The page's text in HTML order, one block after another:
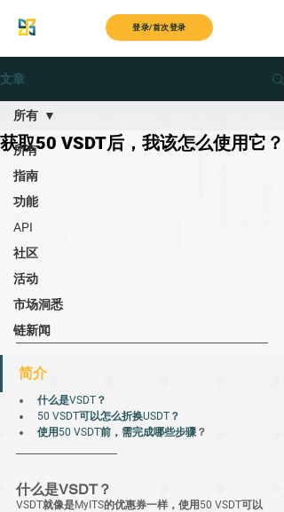
登录/首次登录
文章
所有
指南
功能
API
社区
活动
市场洞悉
链新闻
所有
获取50 VSDT后，我该怎么使用它？
简介
什么是VSDT？
50 VSDT可以怎么折换USDT？
使用50 VSDT前，需完成哪些步骤 ？
什么是VSDT？
VSDT就像是MyITS的优惠券一样，使用50 VSDT可以